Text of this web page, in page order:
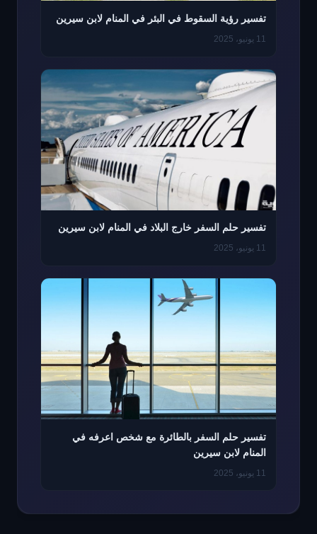
تفسير رؤية السقوط في البئر في المنام لابن سيرين
11 يونيو، 2025
تفسير حلم السفر خارج البلاد في المنام لابن سيرين
11 يونيو، 2025
تفسير حلم السفر بالطائرة مع شخص اعرفه في
المنام لابن سيرين
11 يونيو، 2025